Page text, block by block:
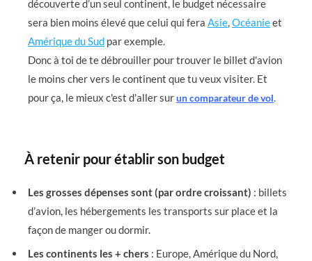
découverte d’un seul continent, le budget nécessaire
sera bien moins élevé que celui qui fera Asie Océanieet
Amérique du Sud par exemple.
Donc à toi de te débrouiller pour trouver le billet d'avion
le moins cher vers le continent que tu veux visiter. Et
pour ça, le mieux c'est d'aller surun comparateur de vol
À retenir pour établir son budget
Les grosses dépenses sont (par ordre croissant) : billets
d’avion, les hébergements les transports sur place et la
façon de manger ou dormir.
Les continents les + chers : Europe, Amérique du Nord,